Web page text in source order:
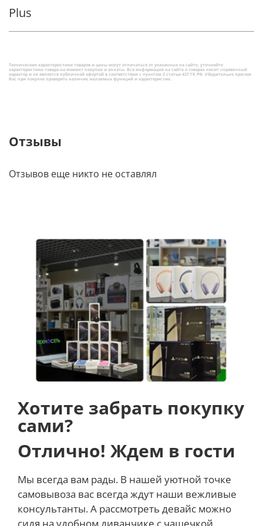
Plus
Технические характеристики товаров и цены могут отличаться от указанных на сайте, уточняйте
характеристики товара на момент покупки и оплаты. Вся информация на сайте о товарах носит справочный
характер и не является публичной офертой в соответствии с пунктом 2 статьи 437 ГК РФ. Убедительно просим
Вас при покупке проверять наличие желаемых функций и характеристик.
Отзывы
Отзывов еще никто не оставлял
Хотите забрать покупку
сами?
Отлично! Ждем в гости
Мы всегда вам рады. В нашей уютной точке
самовывоза вас всегда ждут наши вежливые
консультанты. А рассмотреть девайс можно